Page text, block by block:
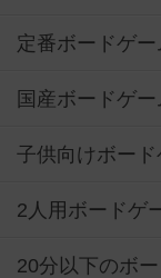
定番ボードゲ
国産ボードゲ
子供向けボー
2人用ボードゲ
20分以下のボ